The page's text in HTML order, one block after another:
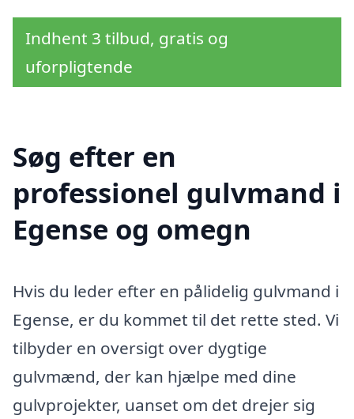
Indhent 3 tilbud, gratis og
uforpligtende
Søg efter en
professionel gulvmand i
Egense og omegn
Hvis du leder efter en pålidelig gulvmand i
Egense, er du kommet til det rette sted. Vi
tilbyder en oversigt over dygtige
gulvmænd, der kan hjælpe med dine
gulvprojekter, uanset om det drejer sig